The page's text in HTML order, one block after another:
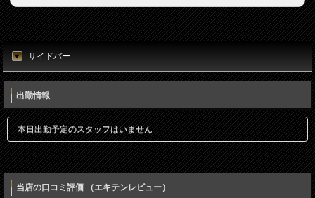
時刻（必須）
お名前（必須）
メールアドレス（必須）
電話番号（必須）
店名
東京リンパの壺
所在地
東京都港区新橋5丁目5番地3号
電話番号
080-7812-3053
メールアドレス
サイドバー
出勤情報
本日出勤予定のスタッフはいません
当店の口コミ評価 （エキテンレビュー）